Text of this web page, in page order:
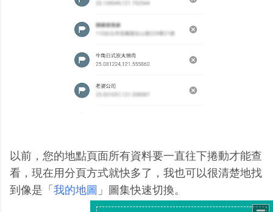
以前，您的地點頁面所有資料要一直往下捲動才能查
看，現在用分頁方式就快多了，我也可以很清楚地找
到像是「我的地圖 」圖集快速切換。